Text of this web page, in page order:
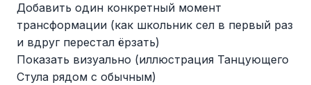
Добавить один конкретный момент
трансформации (как школьник сел в первый раз
и вдруг перестал ёрзать)
Показать визуально (иллюстрация Танцующего
Стула рядом с обычным)